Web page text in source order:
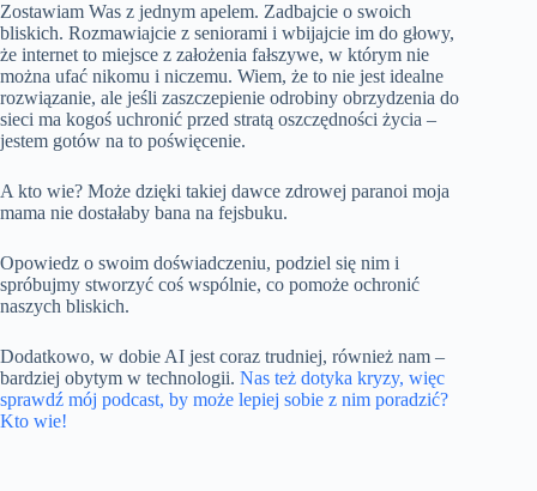
Zostawiam Was z jednym apelem. Zadbajcie o swoich
bliskich. Rozmawiajcie z seniorami i wbijajcie im do głowy,
że internet to miejsce z założenia fałszywe, w którym nie
można ufać nikomu i niczemu. Wiem, że to nie jest idealne
rozwiązanie, ale jeśli zaszczepienie odrobiny obrzydzenia do
sieci ma kogoś uchronić przed stratą oszczędności życia –
jestem gotów na to poświęcenie.
A kto wie? Może dzięki takiej dawce zdrowej paranoi moja
mama nie dostałaby bana na fejsbuku.
Opowiedz o swoim doświadczeniu, podziel się nim i
spróbujmy stworzyć coś wspólnie, co pomoże ochronić
naszych bliskich.
Dodatkowo, w dobie AI jest coraz trudniej, również nam –
bardziej obytym w technologii. Nas też dotyka kryzy, więc
sprawdź mój podcast, by może lepiej sobie z nim poradzić?
Kto wie!